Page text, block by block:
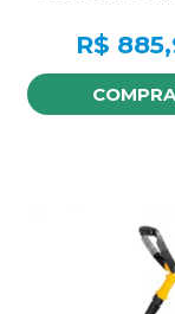
R$